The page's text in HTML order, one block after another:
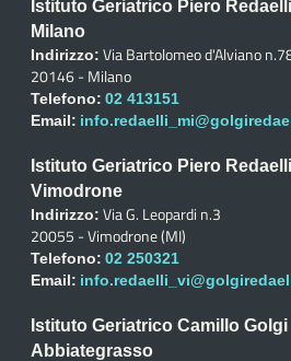
Istituto Geriatrico Piero Redaelli
Milano
Indirizzo: Via Bartolomeo d'Alviano
20146 - Milano
Telefono: 02 413151
Email:
Istituto Geriatrico Piero Redaelli
Vimodrone
Indirizzo: Via G. Leopardi n.3
20055 - Vimodrone (MI)
Telefono: 02 250321
Email:
Istituto Geriatrico Camillo Golgi
Abbiategrasso